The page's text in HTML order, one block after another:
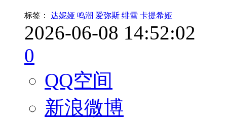
标签： 达妮娅 鸣潮 爱弥斯 绯雪 卡提希娅
2026-06-08 14:52:02
0
QQ空间
新浪微博